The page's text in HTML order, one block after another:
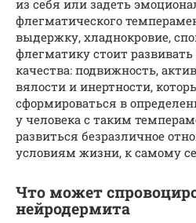
из себя или задеть
флегматического
выдержку, хладнокровие,
флегматику стоит развивать
качества: подвижность,
вялости и инертности,
сформироваться в
у человека с таким
развиться безразличное
условиям жизни, к самому
Что может
нейродермита